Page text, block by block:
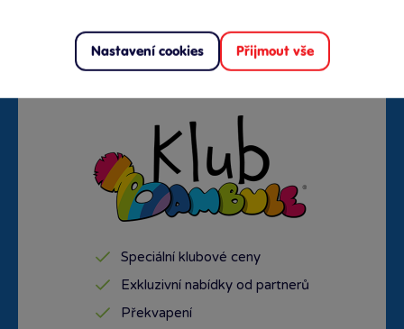
Speciální klubové ceny
Exkluzivní nabídky od partnerů
Překvapení
Nastavení cookies Přijmout vše